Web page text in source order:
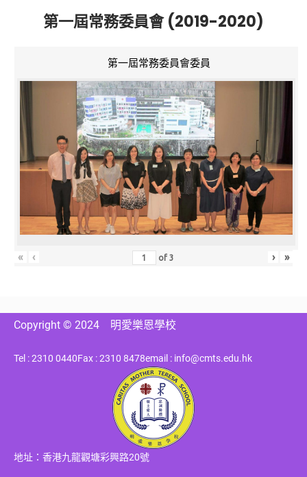
第一屆常務委員會 (2019-2020)
第一屆常務委員會委員
« ‹ of3 › »
Copyright © 2024 明愛樂恩學校
Tel : 2310 0440Fax : 2310 8478email : info@cmts.edu.hk
地址：香港九龍觀塘彩興路20號